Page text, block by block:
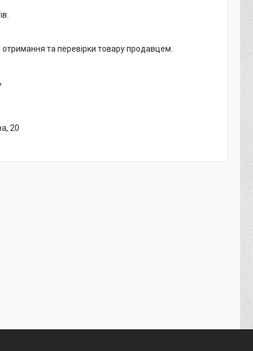
отримання та перевірки товару продавцем.
20